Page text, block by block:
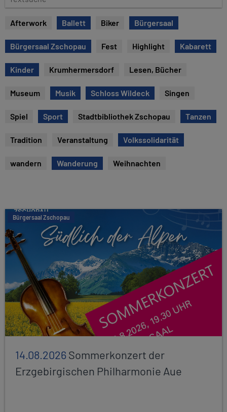
e
s
u
c
Afterwork Ballett Biker Bürgersaal
Bürgersaal Zschopau Fest Highlight Kabarett
Kinder Krumhermersdorf Lesen, Bücher
Museum Musik Schloss Wildeck Singen
Spiel Sport Stadtbibliothek Zschopau Tanzen
Tradition Veranstaltung Volkssolidarität
wandern Wanderung Weihnachten
Bürgersaal Zschopau
14.08.2026Sommerkonzert der
Erzgebirgischen Philharmonie Aue